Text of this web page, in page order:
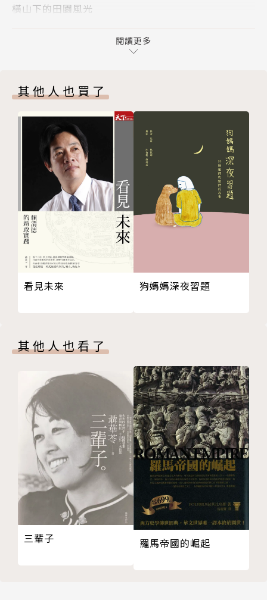
橫山下的田園風光
第三章 追尋歷史的腳印─玉樹鰲峰留青史
漢人大量移居清水開墾
漢人與平埔族此消彼長
第四章 細數老街百年記憶─清水街區二三事
港口與鐵路
第五章 鰲峰山上的吉光片羽─神社．軍營．牛罵頭遺
址
第六章 清水街區的斷垣殘痕─影響深遠的中部大地震
文昌祠與清水國小
第七章 戰爭後的遺跡─清水鬼洞與大楊油庫
遷村的故事
觀音媽生
石埠景觀
第九章 清水之水、水之清水─永不褪色的小鎮風情
未完成的新高港都市計畫
附錄 清水大事記
參考書目
閱讀更多
其他人也買了
看見未來 狗媽媽深夜習題
其他人也看了
三輩子 羅馬帝國的崛起